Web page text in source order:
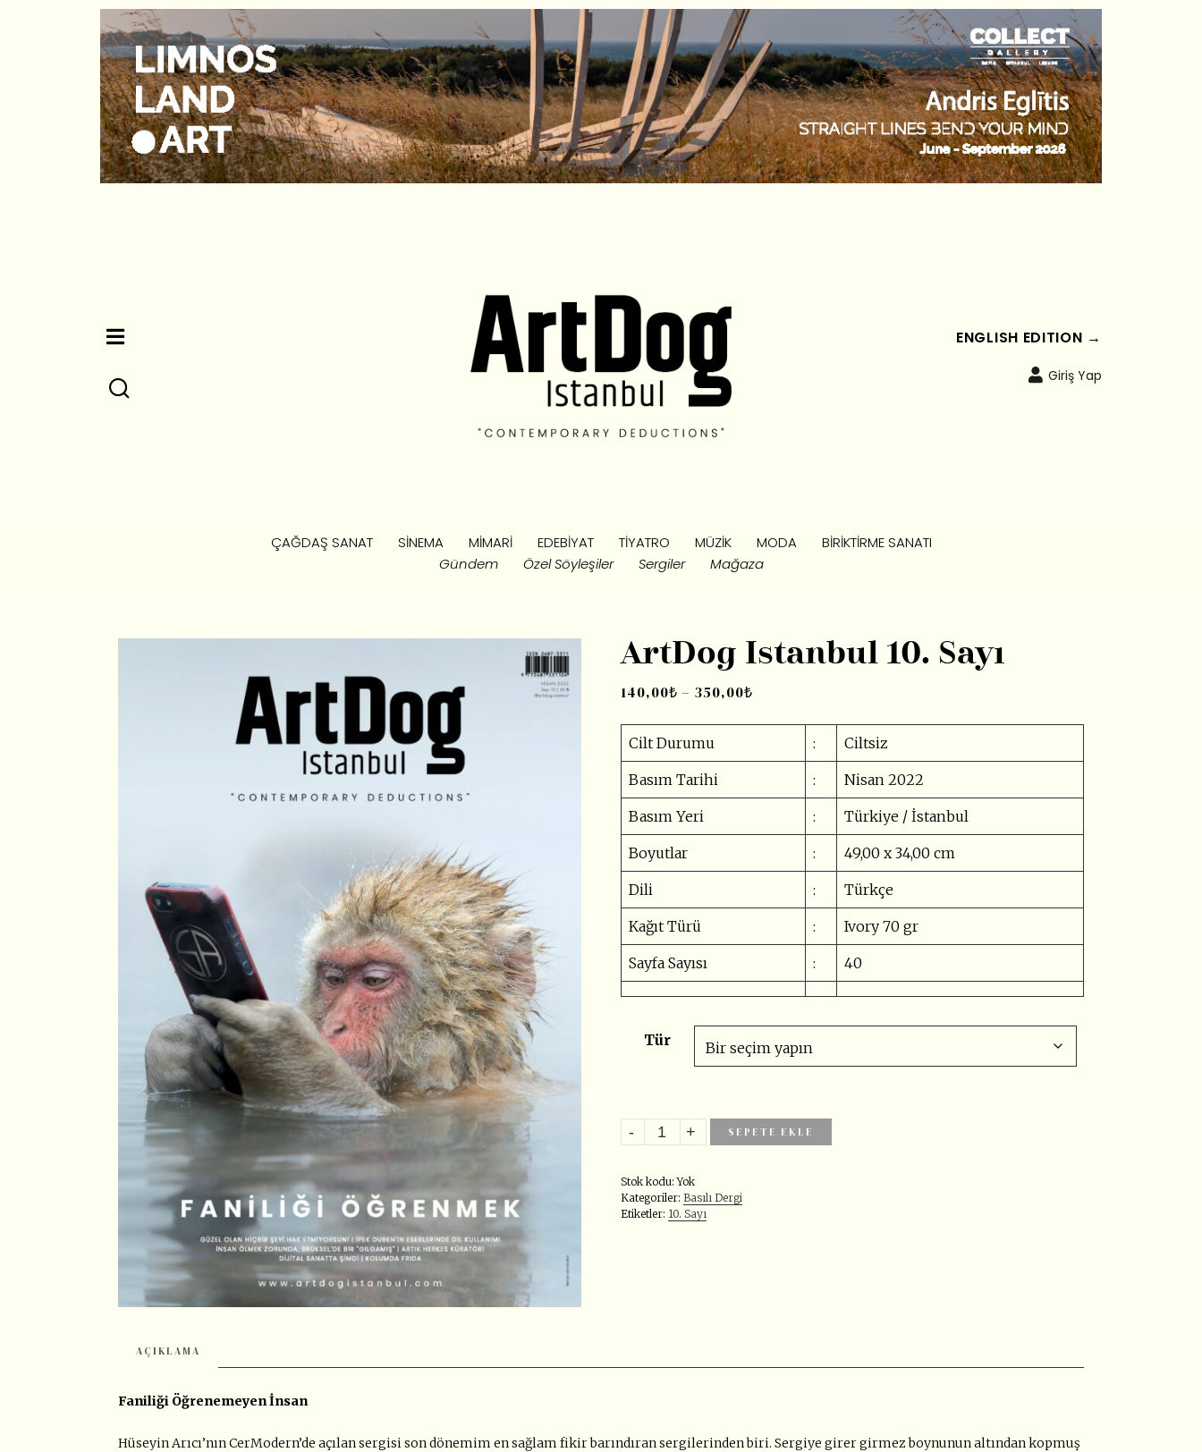
ENGLISH EDITION →
Giriş Yap
ÇAĞDAŞ SANAT SINEMA MIMARI EDEBIYAT TIYATRO MÜZIK MODA
BIRIKTIRME SANATI
Gündem
Özel Söyleşiler Sergiler Mağaza
ArtDog Istanbul 10. Sayı
140,00₺ – 350,00₺
Cilt Durumu : Ciltsiz
Basım Tarihi : Nisan 2022
Basım Yeri : Türkiye / İstanbul
Boyutlar : 49,00 x 34,00 cm
Dili : Türkçe
Kağıt Türü : Ivory 70 gr
Sayfa Sayısı : 40
Tür
SEPETE EKLE
Stok kodu:Yok
Kategoriler: Basılı Dergi
Etiketler: 10. Sayı
AÇIKLAMA
Faniliği Öğrenemeyen İnsan
Hüseyin Arıcı’nın CerModern’de açılan sergisi son dönemim en sağlam fikir barındıran sergilerinden biri. Sergiye girer girmez boynunun altından kopmuş